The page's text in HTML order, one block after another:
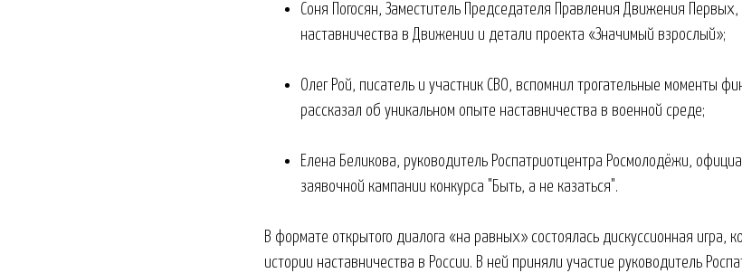
Соня Погосян, Заместитель Председателя Правления Движения
наставничества в Движении и детали проекта «Значимый взрослый»;
Олег Рой, писатель и участник СВО, вспомнил трогательные моменты
рассказал об уникальном опыте наставничества в военной среде;
Елена Беликова, руководитель Роспатриотцентра Росмолодёжи,
заявочной кампании конкурса "Быть, а не казаться".
В формате открытого диалога «на равных» состоялась дискуссионная игра,
истории наставничества в России. В ней приняли участие руководитель